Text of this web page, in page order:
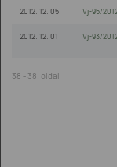
2012. 12. 05 Vj-95/
2012. 12. 01 Vj-93/
38 - 38. oldal